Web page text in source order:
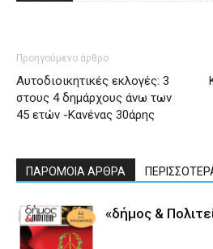
Προηγούμενο άρθρο
Αυτοδιοικητικές εκλογές: 3
στους 4 δημάρχους άνω των
45 ετών -Κανένας 30άρης
ΠΑΡΟΜΟΙΑ ΑΡΘΡΑ
«δήμος &